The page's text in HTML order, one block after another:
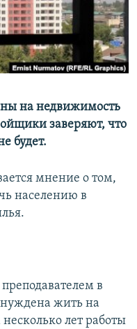
на недвижимость
заверяют, что
будет.
мнение о том,
населению в
преподавателем в
жить на
лет работы